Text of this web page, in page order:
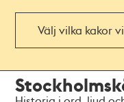
Välj vilka kakor
navigationen
huvudinnehållet